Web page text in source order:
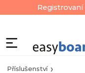
Registrovaní
Příslušenství